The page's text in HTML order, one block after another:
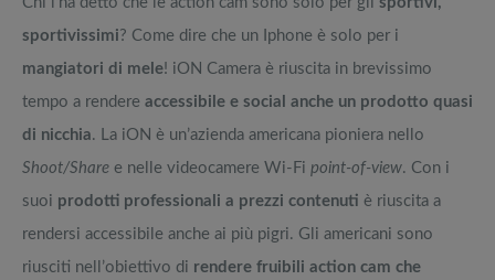
sportivissimi? Come dire che un Iphone è solo per i
mangiatori di mele! iON Camera è riuscita in brevissimo
tempo a rendere accessibile e social anche un prodotto quasi
di nicchia. La iON è un’azienda americana pioniera nello
Shoot/Share e nelle videocamere Wi-Fi point-of-view. Con i
suoi prodotti professionali a prezzi contenuti è riuscita a
rendersi accessibile anche ai più pigri. Gli americani sono
riusciti nell’obiettivo di rendere fruibili action cam che